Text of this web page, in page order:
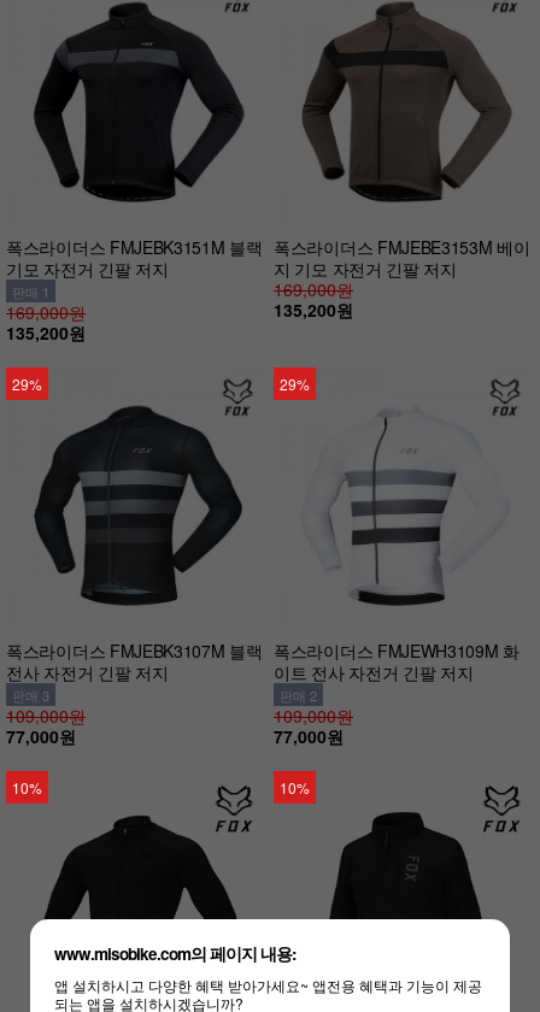
폭스라이더스 FMJEBK3151M 블랙
기모 자전거 긴팔 저지
판매 1
169,000원
135,200원
폭스라이더스 FMJEBE3153M 베이
지 기모 자전거 긴팔 저지
169,000원
135,200원
29%
폭스라이더스 FMJEBK3107M 블랙
전사 자전거 긴팔 저지
판매 3
109,000원
77,000원
29%
폭스라이더스 FMJEWH3109M 화
이트 전사 자전거 긴팔 저지
판매 2
109,000원
77,000원
10% 10%
www.misobike.com의 페이지 내용:
앱 설치하시고 다양한 혜택 받아가세요~ 앱전용 혜택과 기능이 제공
되는 앱을 설치하시겠습니까?